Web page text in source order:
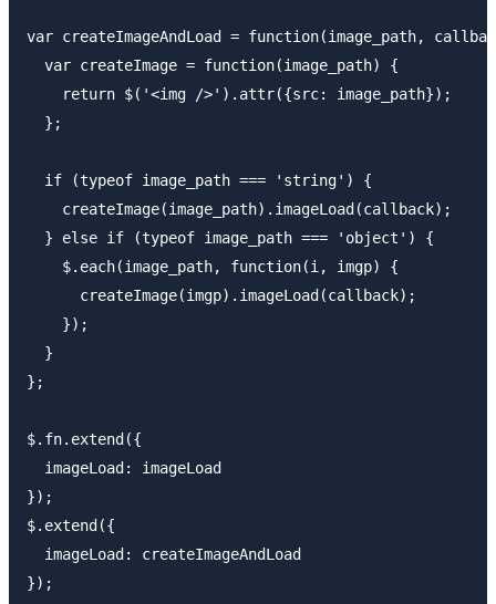
var createImageAndLoad = function(image_path,
  var createImage = function(image_path) {
    return $('<img />').attr({src: image_path});
  };
  if (typeof image_path === 'string') {
    createImage(image_path).imageLoad(callback);
  } else if (typeof image_path === 'object') {
    $.each(image_path, function(i, imgp) {
      createImage(imgp).imageLoad(callback);
    });
  }
};
$.fn.extend({
  imageLoad: imageLoad
});
$.extend({
  imageLoad: createImageAndLoad
});